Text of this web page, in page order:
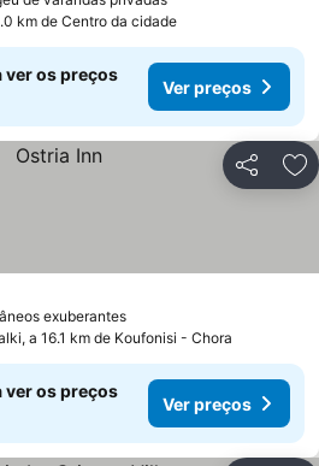
km de Centro da cidade
ver os preços
Ver preços
Partilhar
exuberantes
a 16.1 km de Koufonisi - Chora
ver os preços
Ver preços